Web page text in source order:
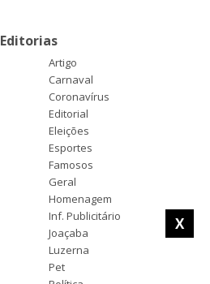
X
Editorias
Artigo
Carnaval
Coronavírus
Editorial
Eleições
Esportes
Famosos
Geral
Homenagem
Inf. Publicitário
Joaçaba
Luzerna
Pet